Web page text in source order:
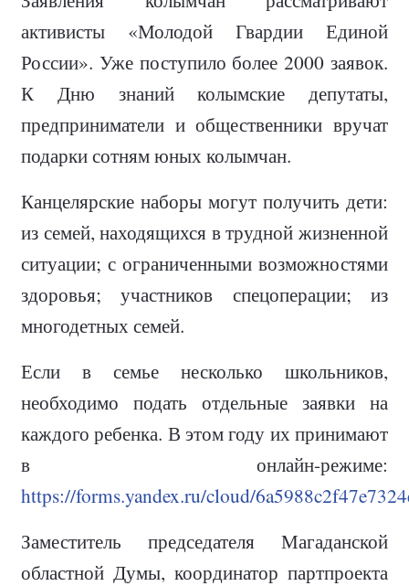
активисты «Молодой Гвардии Единой
России». Уже поступило более 2000 заявок.
К Дню знаний колымские депутаты,
предприниматели и общественники вручат
подарки сотням юных колымчан.
Канцелярские наборы могут получить дети:
из семей, находящихся в трудной жизненной
ситуации; с ограниченными возможностями
здоровья; участников спецоперации; из
многодетных семей.
Если в семье несколько школьников,
необходимо подать отдельные заявки на
каждого ребенка. В этом году их принимают
в онлайн-режиме:
https://forms.yandex.ru/cloud/
Заместитель председателя Магаданской
областной Думы, координатор партпроекта